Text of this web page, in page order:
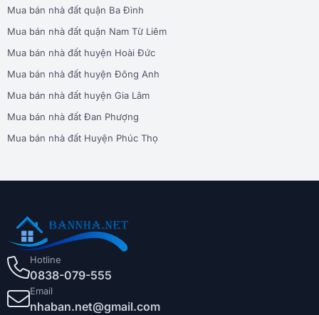
Mua bán nhà đất quận Ba Đình
Mua bán nhà đất quận Nam Từ Liêm
Mua bán nhà đất huyện Hoài Đức
Mua bán nhà đất huyện Đông Anh
Mua bán nhà đất huyện Gia Lâm
Mua bán nhà đất Đan Phượng
Mua bán nhà đất Huyện Phúc Thọ
Hotline
0838-079-555
Email
nhaban.net@gmail.com